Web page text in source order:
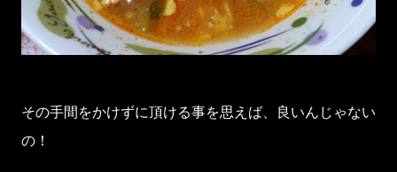
その手間をかけずに頂ける事を思えば、良いんじゃない
の！